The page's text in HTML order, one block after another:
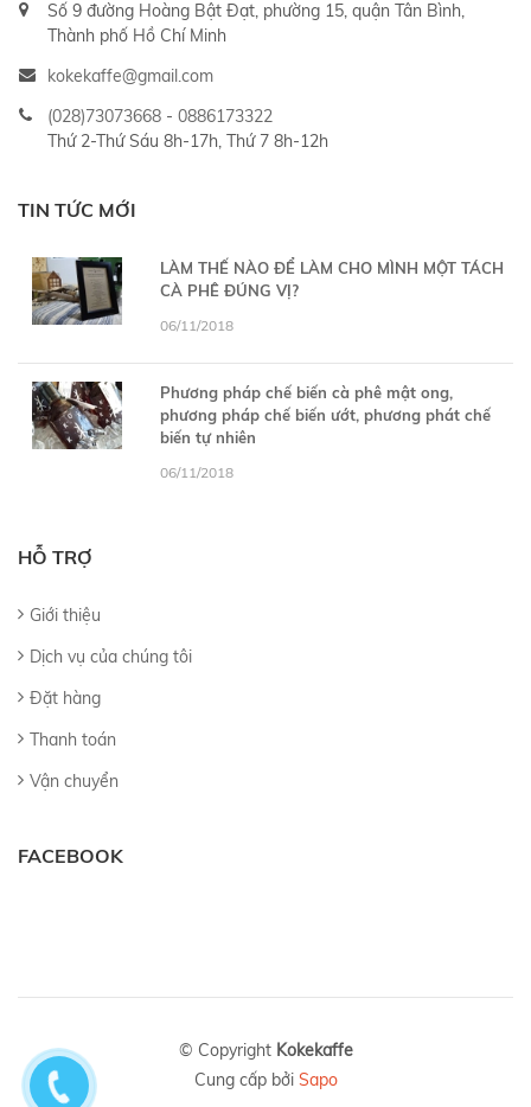
Số 9 đường Hoàng Bật Đạt, phường 15, quận Tân Bình,
Thành phố Hồ Chí Minh
kokekaffe@gmail.com
(028)73073668 - 0886173322
Thứ 2-Thứ Sáu 8h-17h, Thứ 7 8h-12h
TIN TỨC MỚI
LÀM THẾ NÀO ĐỂ LÀM CHO MÌNH MỘT TÁCH
CÀ PHÊ ĐÚNG VỊ?
06/11/2018
Phương pháp chế biến cà phê mật ong,
phương pháp chế biến ướt, phương phát chế
biến tự nhiên
06/11/2018
HỖ TRỢ
Giới thiệu
Dịch vụ của chúng tôi
Đặt hàng
Thanh toán
Vận chuyển
FACEBOOK
© Copyright Kokekaffe
Cung cấp bởi Sapo